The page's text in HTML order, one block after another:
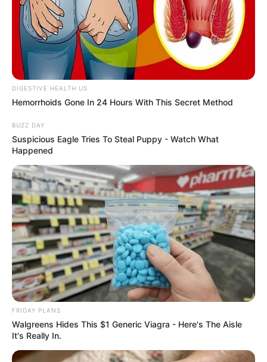
പ്രവർത്തിക്കുന്ന ഇവർ സമീപകാലത്ത്
കേരളത്തിൽ വന്നോയെന്നും അന്വേഷിക്കുന്നുണ്ട്.
സമാന മോഷണങ്ങളുടെ വിവരങ്ങൾ തേടാനും
പൊലീസ് ശ്രമം തുടങ്ങി.
DIGESTIVE HEALTH US
Hemorrhoids Gone In 24 Hours With This Secret Method
BUZZ DAY
Suspicious Eagle Tries To Steal Puppy - Watch What
Happened
FRIDAY PLANS
Walgreens Hides This $1 Generic Viagra - Here's The Aisle
It's Really In.